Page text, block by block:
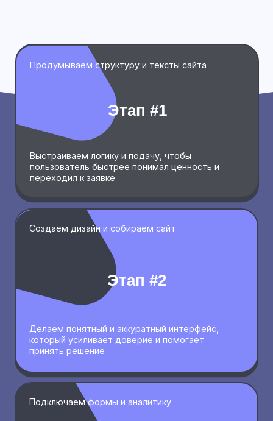
Услуги
Разработка сайтов
Контекстная реклама
SEO-продвижение
Контент
Упаковка брендов
Консультации
Обучение
компания
Проекты
Блог
Контакты
+ 7 (930) 074-47-11
Тула, Красноармейский пр-т 7, офис 509